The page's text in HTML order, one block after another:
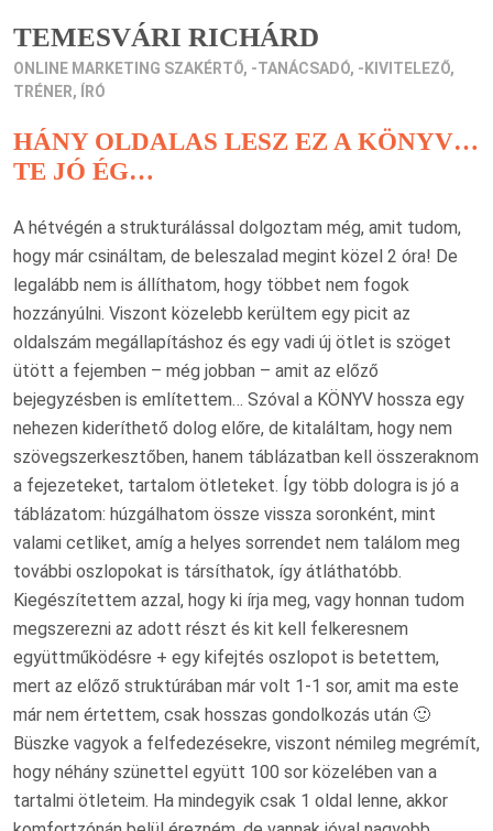
TEMESVÁRI RICHÁRD
ONLINE MARKETING SZAKÉRTŐ, -TANÁCSADÓ, -KIVITELEZŐ,
TRÉNER, ÍRÓ
HÁNY OLDALAS LESZ EZ A KÖNYV…
TE JÓ ÉG…
A hétvégén a strukturálással dolgoztam még, amit tudom,
hogy már csináltam, de beleszalad megint közel 2 óra! De
legalább nem is állíthatom, hogy többet nem fogok
hozzányúlni. Viszont közelebb kerültem egy picit az
oldalszám megállapításhoz és egy vadi új ötlet is szöget
ütött a fejemben – még jobban – amit az előző
bejegyzésben is említettem… Szóval a KÖNYV hossza egy
nehezen kideríthető dolog előre, de kitaláltam, hogy nem
szövegszerkesztőben, hanem táblázatban kell összeraknom
a fejezeteket, tartalom ötleteket. Így több dologra is jó a
táblázatom: húzgálhatom össze vissza soronként, mint
valami cetliket, amíg a helyes sorrendet nem találom meg
további oszlopokat is társíthatok, így átláthatóbb.
Kiegészítettem azzal, hogy ki írja meg, vagy honnan tudom
megszerezni az adott részt és kit kell felkeresnem
együttműködésre + egy kifejtés oszlopot is betettem,
mert az előző struktúrában már volt 1-1 sor, amit ma este
már nem értettem, csak hosszas gondolkozás után 🙂
Büszke vagyok a felfedezésekre, viszont némileg megrémít,
hogy néhány szünettel együtt 100 sor közelében van a
tartalmi ötleteim. Ha mindegyik csak 1 oldal lenne, akkor